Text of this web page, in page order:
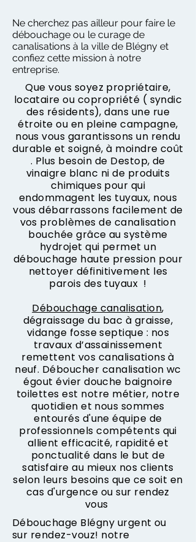
Ne cherchez pas ailleur pour faire le
débouchage ou le curage de
canalisations à la ville de Blégny et
confiez cette mission à notre
entreprise.
Que vous soyez propriétaire,
locataire ou copropriété ( syndic
des résidents), dans une rue
étroite ou en pleine campagne,
nous vous garantissons un rendu
durable et soigné, à moindre coût
. Plus besoin de Destop, de
vinaigre blanc ni de produits
chimiques pour qui
endommagent les tuyaux, nous
vous débarrassons facilement de
vos problèmes de canalisation
bouchée grâce au système
hydrojet qui permet un
débouchage haute pression pour
nettoyer définitivement les
parois des tuyaux !
Débouchage canalisation,
dégraissage du bac à graisse,
vidange fosse septique : nos
travaux d’assainissement
remettent vos canalisations à
neuf. Déboucher canalisation wc
égout évier douche baignoire
toilettes est notre métier, notre
quotidien et nous sommes
entourés d'une équipe de
professionnels compétents qui
allient efficacité, rapidité et
ponctualité dans le but de
satisfaire au mieux nos clients
selon leurs besoins que ce soit en
cas d'urgence ou sur rendez
vous
Débouchage Blégny urgent ou
sur rendez-vouz! notre